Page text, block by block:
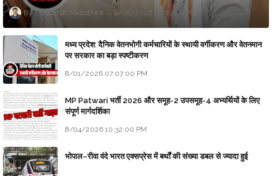
Updesh Awasthee 8/06/2026 10:09:00 PM
मध्य प्रदेश: दैनिक वेतनभोगी कर्मचारियों के स्थायी वर्गीकरण और वेतनमान
पर सरकार का बड़ा स्पष्टीकरण
8/01/2026 07:07:00 PM
MP Patwari भर्ती 2026 और समूह-2 उपसमूह-4 अभ्यर्थियों के लिए
संपूर्ण मार्गदर्शिका
8/04/2026 10:32:00 PM
भोपाल–रीवा वंदे भारत एक्सप्रेस में बर्थों की संख्या डबल से ज्यादा हुई